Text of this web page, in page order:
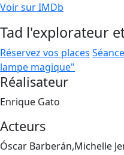
Voir sur IMDb
Tad l'explorateur
Réservez vos places
lampe magique"
Réalisateur
Enrique Gato
Acteurs
Óscar Barberán,Michelle